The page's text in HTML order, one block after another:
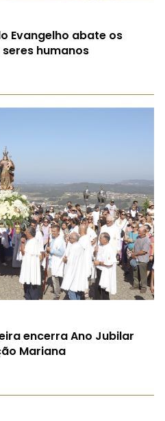
Evangelho abate os
humanos
encerra Ano Jubilar
Mariana